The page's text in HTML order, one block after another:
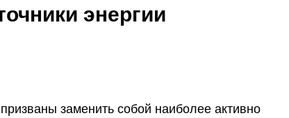
энергии
призваны заменить собой наиболее активно